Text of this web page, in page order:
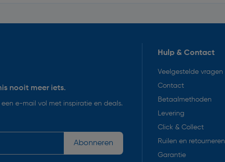
nooit meer iets.
e-mail vol met inspiratie en deals.
Abonneren
Hulp & Contact
Veelgestelde vragen
Contact
Betaalmethoden
Levering
Click & Collect
Ruilen en retourneren
Garantie